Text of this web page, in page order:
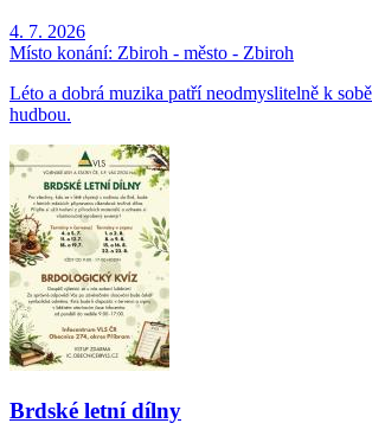
4. 7. 2026
Místo konání: Zbiroh - město - Zbiroh
Léto a dobrá muzika patří neodmyslitelně k
hudbou.
Brdské letní dílny